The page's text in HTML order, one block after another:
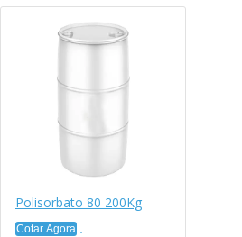
Polisorbato 80 200Kg
Cotar Agora